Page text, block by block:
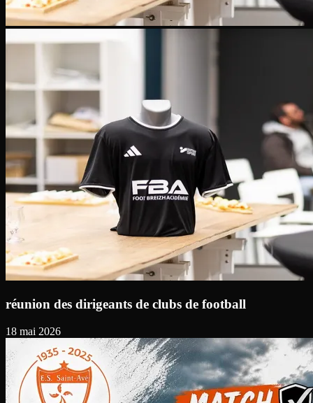
réunion des dirigeants de clubs de football
18 mai 2026